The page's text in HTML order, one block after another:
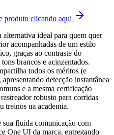
produto clicando aqui
ideal para quem quer
acompanhadas de um estilo
graças ao contraste do
brancos e acinzentados.
todos os méritos (e
detecção instantânea
e a mesma certificação
robusto para corridas
treinos na academia.
fluida comunicação com
One UI da marca, entregando